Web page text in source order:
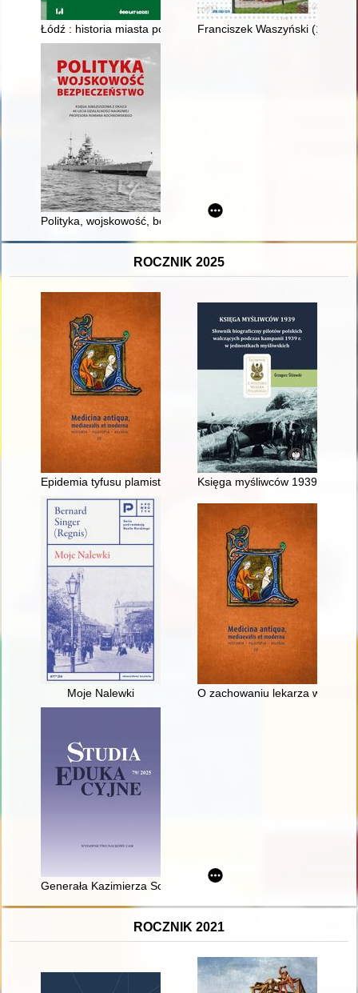
Łódź : historia miasta poprzez wieki. T. 4,Franciszek Waszyński (1897-
Polityka, wojskowość, bezpieczeństwo : księga jubileuszowa
ROCZNIK 2025
Epidemia tyfusu plamistego w więzieniu kieleckim w latach
Księga myśliwców 1939 :
Moje Nalewki O zachowaniu lekarza w
Generała Kazimierza Sosnkowskiego sejmowy patron roku
ROCZNIK 2021